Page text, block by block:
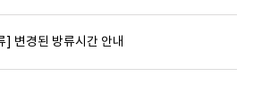
] 변경된 방류시간 안내